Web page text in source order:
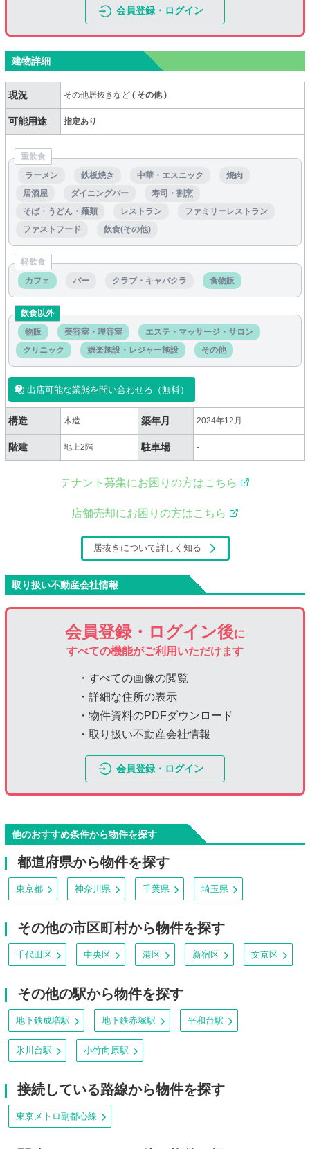
会員登録・ログイン
建物詳細
現況 その他居抜きなど( その他)
可能用途 指定あり
重飲食
ラーメン
鉄板焼き 中華・エスニック
焼肉
居酒屋
ダイニングバー
寿司・割烹
そば・うどん・麺類
レストラン
ファミリーレストラン
ファストフード
飲食(その他)
軽飲食
カフェ
バー クラブ・キャバクラ 食物販
飲食以外
物販
美容室・理容室
エステ・マッサージ・サロン
クリニック
娯楽施設・レジャー施設 その他
出店可能な業態を問い合わせる（無料）
構造 木造 築年月 2024年12月
階建 地上2階 駐車場 -
テナント募集にお困りの方はこちら
店舗売却にお困りの方はこちら
居抜きについて詳しく知る
取り扱い不動産会社情報
会員登録・ログイン後に
すべての機能がご利用いただけます
・すべての画像の閲覧
・詳細な住所の表示
・物件資料のPDFダウンロード
・取り扱い不動産会社情報
会員登録・ログイン
他のおすすめ条件から物件を探す
都道府県から物件を探す
東京都 神奈川県 千葉県 埼玉県
その他の市区町村から物件を探す
千代田区 中央区 港区 新宿区 文京区
その他の駅から物件を探す
地下鉄成増駅 地下鉄赤塚駅 平和台駅
氷川台駅 小竹向原駅
接続している路線から物件を探す
東京メトロ副都心線